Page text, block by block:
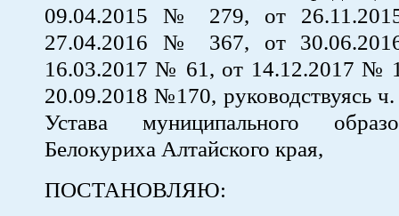
09.04.2015 № 279, от
27.04.2016 № 367, от
16.03.2017 № 61, от
20.09.2018 №170, руководствуясь ч.
Устава муниципального
Белокуриха Алтайского края,
ПОСТАНОВЛЯЮ: